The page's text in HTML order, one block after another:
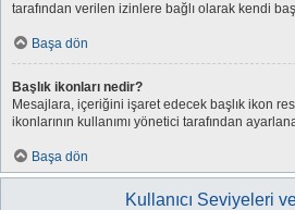
tarafından verilen izinlere bağlı olarak kendi
Başa dön
Başlık ikonları nedir?
Mesajlara, içeriğini işaret edecek başlık ikon
ikonlarının kullanımı yönetici tarafından
Başa dön
Kullanıcı Seviyeleri